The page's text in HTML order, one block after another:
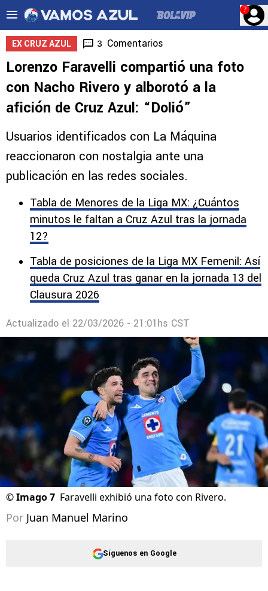
?
EX CRUZ AZUL 3 Comentarios
Lorenzo Faravelli compartió una foto
con Nacho Rivero y alborotó a la
afición de Cruz Azul: “Dolió”
Usuarios identificados con La Máquina
reaccionaron con nostalgia ante una
publicación en las redes sociales.
Tabla de Menores de la Liga MX: ¿Cuántos
minutos le faltan a Cruz Azul tras la jornada
12?
Tabla de posiciones de la Liga MX Femenil: Así
queda Cruz Azul tras ganar en la jornada 13 del
Clausura 2026
Actualizado el 22/03/2026 - 21:01hs CST
©Imago 7 Faravelli exhibió una foto con Rivero.
Por Juan Manuel Marino
Síguenos en Google